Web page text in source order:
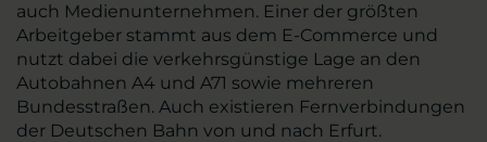
auch Medienunternehmen. Einer der größten
Arbeitgeber stammt aus dem E-Commerce und
nutzt dabei die verkehrsgünstige Lage an den
Autobahnen A4 und A71 sowie mehreren
Bundesstraßen. Auch existieren Fernverbindungen
der Deutschen Bahn von und nach Erfurt.